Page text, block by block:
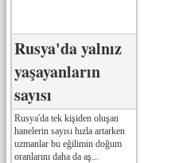
Rusya'da yalnız
yaşayanların
sayısı
Rusya'da tek kişiden oluşan
hanelerin sayısı hızla artarken
uzmanlar bu eğilimin doğum
oranlarını daha da aş...